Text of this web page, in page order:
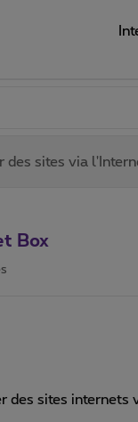
des sites via
Box
des sites internets